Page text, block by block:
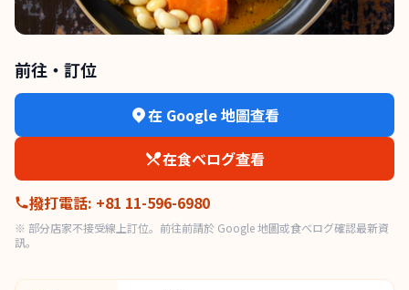
前往・訂位
在 Google 地圖查看
在食べログ查看
撥打電話: +81 11-596-6980
※ 部分店家不接受線上訂位。前往前請於 Google 地圖或食べログ確認最新資
訊。